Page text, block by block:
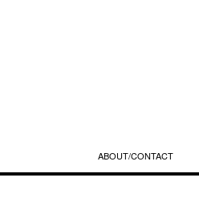
ABOUT/CONTACT